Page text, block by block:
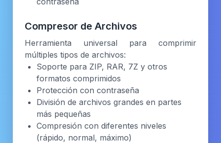
Compresor de Archivos
Herramienta universal para comprimir
múltiples tipos de archivos:
Soporte para ZIP, RAR, 7Z y otros
formatos comprimidos
Protección con contraseña
División de archivos grandes en partes
más pequeñas
Compresión con diferentes niveles
(rápido, normal, máximo)